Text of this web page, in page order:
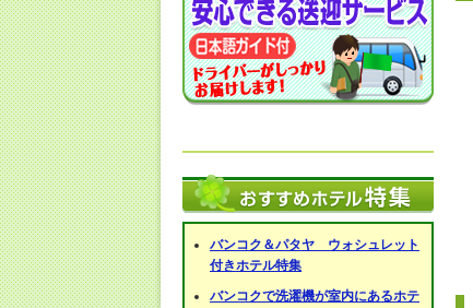
バンコク＆パタヤ ウォシュレット
付きホテル特集
バンコクで洗濯機が室内にあるホテ